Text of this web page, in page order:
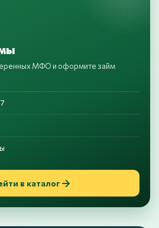
МФО и оформите займ
в каталог